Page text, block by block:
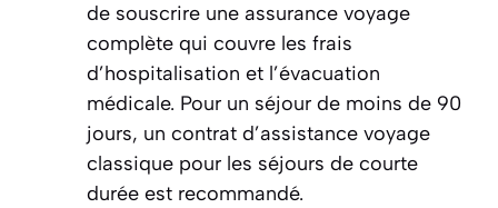
de souscrire une assurance voyage
complète qui couvre les frais
d’hospitalisation et l’évacuation
médicale. Pour un séjour de moins de 90
jours, un contrat d’assistance voyage
classique pour les séjours de courte
durée est recommandé.